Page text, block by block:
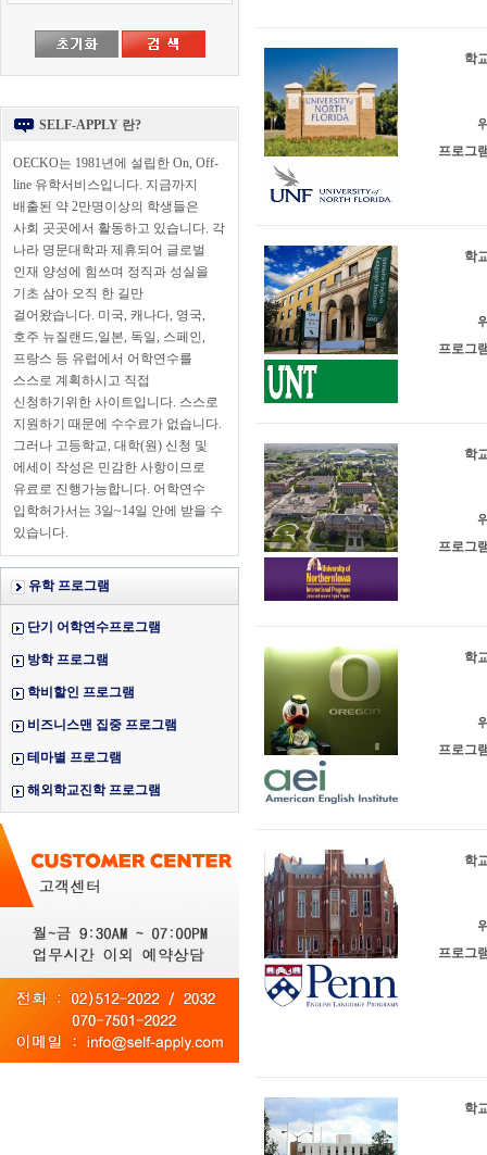
SELF-APPLY 란?
OECKO는 1981년에 설립한 On, Off-
line 유학서비스입니다. 지금까지
배출된 약 2만명이상의 학생들은
사회 곳곳에서 활동하고 있습니다. 각
나라 명문대학과 제휴되어 글로벌
인재 양성에 힘쓰며 정직과 성실을
기초 삼아 오직 한 길만
걸어왔습니다. 미국, 캐나다, 영국,
호주 뉴질랜드,일본, 독일, 스페인,
프랑스 등 유럽에서 어학연수를
스스로 계획하시고 직접
신청하기위한 사이트입니다. 스스로
지원하기 때문에 수수료가 없습니다.
그러나 고등학교, 대학(원) 신청 및
에세이 작성은 민감한 사항이므로
유료로 진행가능합니다. 어학연수
입학허가서는 3일~14일 안에 받을 수
있습니다.
유학 프로그램
단기 어학연수프로그램
방학 프로그램
학비할인 프로그램
비즈니스맨 집중 프로그램
테마별 프로그램
해외학교진학 프로그램
학
프로그
학
프로그
학
프로그
학
프로그
학
프로그
학